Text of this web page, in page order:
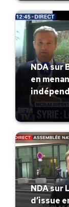
NDA sur
en
NDA sur
d’issue